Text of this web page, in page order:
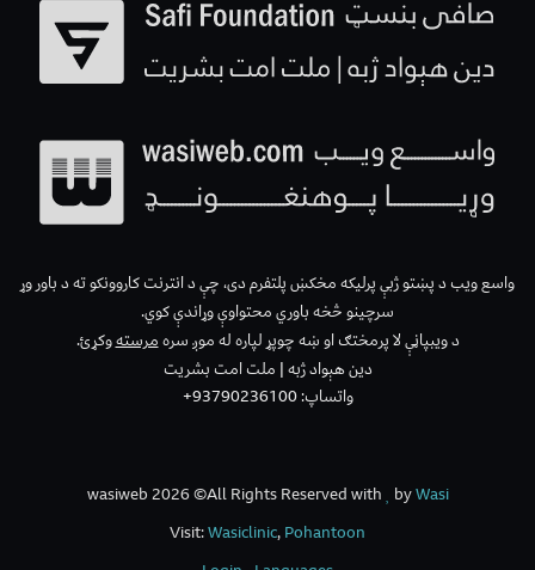
واسع ویب د پښتو ژبې پرلیکه مخکښ پلتفرم دی، چې د انترنت کاروونکو ته د باور وړ
سرچینو څخه باوري محتواوې وړاندې کوي.
د ویبپاڼې لا پرمختګ او ښه چوپړ لپاره له موږ سرهمرستهوکړئ.
دین هېواد ژبه | ملت امت بشریت
واتساپ: 93790236100+
wasiweb 2026 ©All Rights Reserved with byWasi
Visit:Wasiclinic,Pohantoon